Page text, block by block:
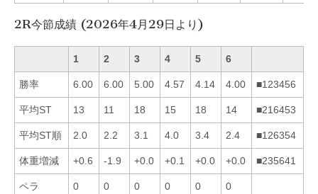
2R今節成績 (2026年4月29日より)
1 2 3 4 5 6
勝率 6.00 6.00 5.00 4.57 4.14 4.00 ■123456
平均ST 13 11 18 15 18 14 ■216453
平均ST順 2.0 2.2 3.1 4.0 3.4 2.4 ■126354
体重増減 +0.6 -1.9 +0.0 +0.1 +0.0 +0.0 ■235641
ペラ 0 0 0 0 0 0